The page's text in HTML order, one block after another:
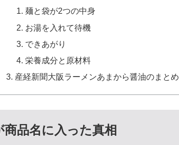
麺と袋が2つの中身
お湯を入れて待機
できあがり
栄養成分と原材料
産経新聞大阪ラーメンあまから醤油のまとめ
商品名に入った真相